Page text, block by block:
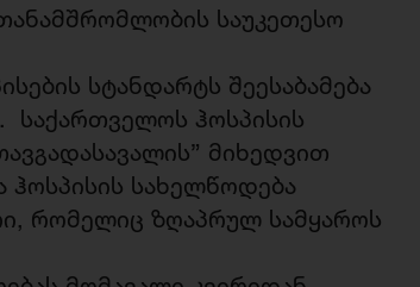
საუკეთესო
სტანდარტს შეესაბამება
ჰოსპისის
მიხედვით
სახელწოდება
რომელიც ზღაპრულ სამყაროს